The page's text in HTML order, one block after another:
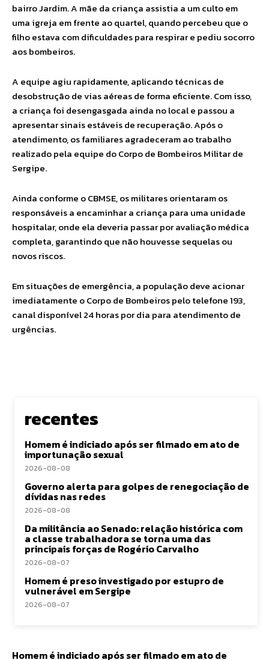
bairro Jardim. A mãe da criança assistia a um culto em
uma igreja em frente ao quartel, quando percebeu que o
filho estava com dificuldades para respirar e pediu socorro
aos bombeiros.
A equipe agiu rapidamente, aplicando técnicas de
desobstrução de vias aéreas de forma eficiente. Com isso,
a criança foi desengasgada ainda no local e passou a
apresentar sinais estáveis de recuperação. Após o
atendimento, os familiares agradeceram ao trabalho
realizado pela equipe do Corpo de Bombeiros Militar de
Sergipe.
Ainda conforme o CBMSE, os militares orientaram os
responsáveis a encaminhar a criança para uma unidade
hospitalar, onde ela deveria passar por avaliação médica
completa, garantindo que não houvesse sequelas ou
novos riscos.
Em situações de emergência, a população deve acionar
imediatamente o Corpo de Bombeiros pelo telefone 193,
canal disponível 24 horas por dia para atendimento de
urgências.
recentes
Homem é indiciado após ser filmado em ato de
importunação sexual
2026-08-08
Governo alerta para golpes de renegociação de
dívidas nas redes
2026-08-08
Da militância ao Senado: relação histórica com
a classe trabalhadora se torna uma das
principais forças de Rogério Carvalho
2026-08-07
Homem é preso investigado por estupro de
vulnerável em Sergipe
2026-08-07
Homem é indiciado após ser filmado em ato de